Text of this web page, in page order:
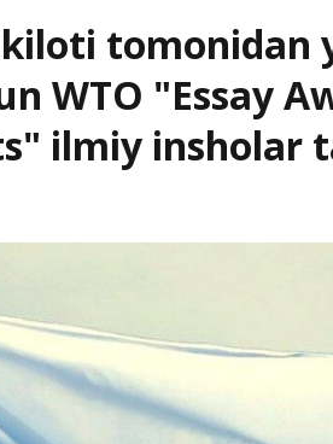
tomonidan
WTO "Essay
ilmiy insholar